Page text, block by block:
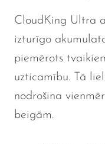
CloudKing Ultra
izturīgo
piemērots
uzticamību. Tā
nodrošina
beigām.